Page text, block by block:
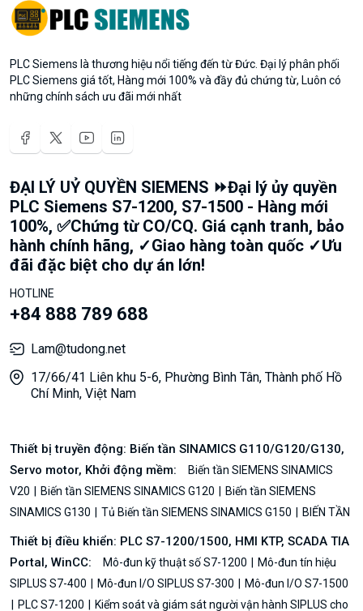
PLC Siemens là thương hiệu nổi tiếng đến từ Đức. Đại lý phân phối
PLC Siemens giá tốt, Hàng mới 100% và đầy đủ chứng từ, Luôn có
những chính sách ưu đãi mới nhất
ĐẠI LÝ UỶ QUYỀN SIEMENS ⏩Đại lý ủy quyền
PLC Siemens S7-1200, S7-1500 - Hàng mới
100%, ✅Chứng từ CO/CQ. Giá cạnh tranh, bảo
hành chính hãng, ✓Giao hàng toàn quốc ✓Ưu
đãi đặc biệt cho dự án lớn!
HOTLINE
+84 888 789 688
Lam@tudong.net
17/66/41 Liên khu 5-6, Phường Bình Tân, Thành phố Hồ
Chí Minh, Việt Nam
Thiết bị truyền động: Biến tần SINAMICS G110/G120/G130,
Servo motor, Khởi động mềm:
Biến tần SIEMENS SINAMICS
V20
Biến tần SIEMENS SINAMICS G120
Biến tần SIEMENS
SINAMICS G130
Tủ Biến tần SIEMENS SINAMICS G150 BIẾN TẦN
Thiết bị điều khiển: PLC S7-1200/1500, HMI KTP, SCADA TIA
Portal, WinCC:
Mô-đun kỹ thuật số S7-1200
Mô-đun tín hiệu
SIPLUS S7-400
Mô-đun I/O SIPLUS S7-300
Mô-đun I/O S7-1500
PLC S7-1200
Kiểm soát và giám sát người vận hành SIPLUS cho